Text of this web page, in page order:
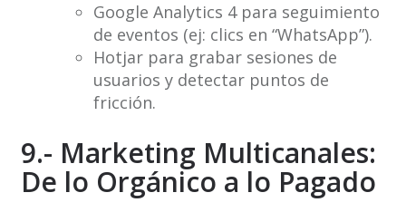
Google Analytics 4 para seguimiento
de eventos (ej: clics en “WhatsApp”).
Hotjar para grabar sesiones de
usuarios y detectar puntos de
fricción.
9.- Marketing Multicanales:
De lo Orgánico a lo Pagado